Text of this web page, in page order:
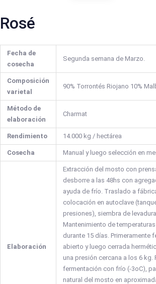
Rosé
Fecha de
cosecha
Segunda semana de Marzo.
Composición
varietal
90% Torrontés Riojano 10%
Método de
elaboración
Charmat
Rendimiento 14.000 kg / hectárea
Cosecha Manual y luego selección en
Elaboración
Extracción del mosto con
desborre a las 48hs con
ayuda de frío. Traslado a
colocación en autoclave
presiones), siembra de
Mantenimiento de temperaturas
durante 15 días. Primeramente
abierto y luego cerrada
una presión cercana a los 6 kg.
fermentación con frío (-3oC),
natural del mosto en